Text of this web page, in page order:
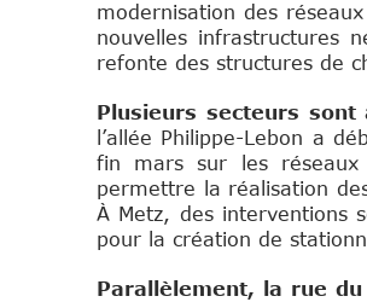
modernisation des
nouvelles infrastructures
refonte des structures de
Plusieurs secteurs sont
l’allée Philippe-Lebon a
fin mars sur les
permettre la réalisation
À Metz, des interventions
pour la création de
Parallèlement, la rue